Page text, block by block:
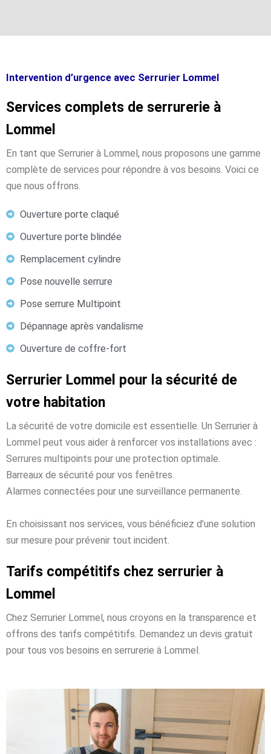
Intervention d’urgence avec Serrurier Lommel
Services complets de serrurerie à
Lommel
En tant que Serrurier à Lommel, nous proposons une gamme
complète de services pour répondre à vos besoins. Voici ce
que nous offrons.
Ouverture porte claqué
Ouverture porte blindée
Remplacement cylindre
Pose nouvelle serrure
Pose serrure Multipoint
Dépannage après vandalisme
Ouverture de coffre-fort
Serrurier Lommel pour la sécurité de
votre habitation
La sécurité de votre domicile est essentielle. Un Serrurier à
Lommel peut vous aider à renforcer vos installations avec :
Serrures multipoints pour une protection optimale.
Barreaux de sécurité pour vos fenêtres.
Alarmes connectées pour une surveillance permanente.
En choisissant nos services, vous bénéficiez d’une solution
sur mesure pour prévenir tout incident.
Tarifs compétitifs chez serrurier à
Lommel
Chez Serrurier Lommel, nous croyons en la transparence et
offrons des tarifs compétitifs. Demandez un devis gratuit
pour tous vos besoins en serrurerie à Lommel.